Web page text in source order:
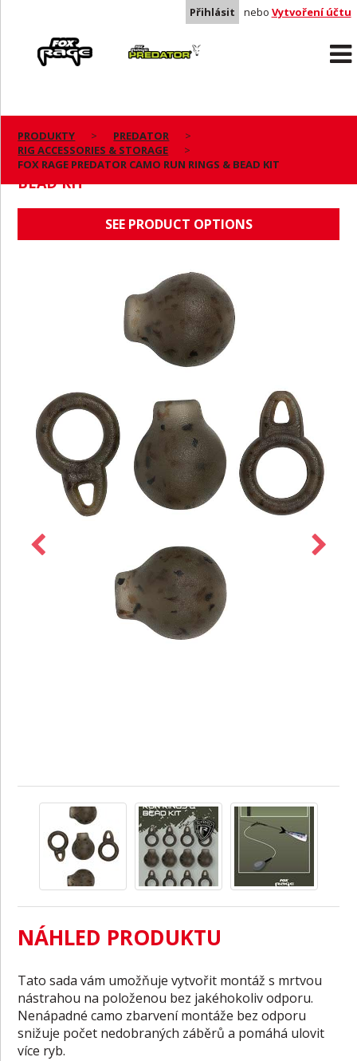
Přihlásit nebo Vytvoření účtu
Predator
PRODUKTY
PREDATOR
RIG ACCESSORIES & STORAGE
FOX RAGE PREDATOR CAMO RUN RINGS & BEAD KIT
FOX RAGE PREDATOR CAMO RUN RINGS &
BEAD KIT
SEE PRODUCT OPTIONS
NÁHLED PRODUKTU
Tato sada vám umožňuje vytvořit montáž s mrtvou
nástrahou na položenou bez jakéhokoliv odporu.
Nenápadné camo zbarvení montáže bez odporu
snižuje počet nedobraných záběrů a pomáhá ulovit
více ryb.